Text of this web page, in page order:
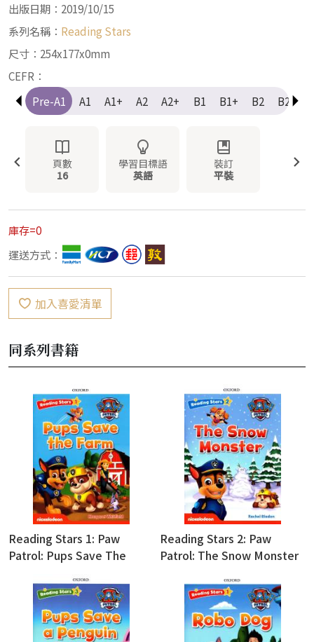
出版日期：2019/10/15
系列名稱： Reading Stars
尺寸：254x177x0mm
CEFR：
Pre-A1
A1 A1+ A2 A2+ B1 B1+ B2 B2+
頁數
16
學習目標語
英語
裝訂
平裝
庫存=0
運送方式：
加入喜愛清單
同系列書籍
Reading Stars 1: Paw
Patrol: Pups Save The
Resource Download)
Reading Stars 2: Paw
Patrol: The Snow Monster
Resource Download)